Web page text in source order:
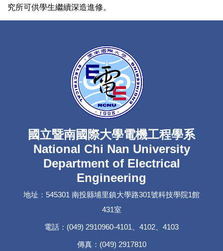
究所可供學生繼續深造進修。
國立暨南國際大學電機工程學系
National Chi Nan University
Department of Electrical
Engineering
地址：545301 南投縣埔里鎮大學路301號科技學院1館
431室
電話：(049) 2910960-4101、4102、4103
傳真：(049) 2917810